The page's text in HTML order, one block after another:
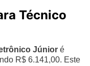
Técnico
Júnior é
R$ 6.141,00. Este